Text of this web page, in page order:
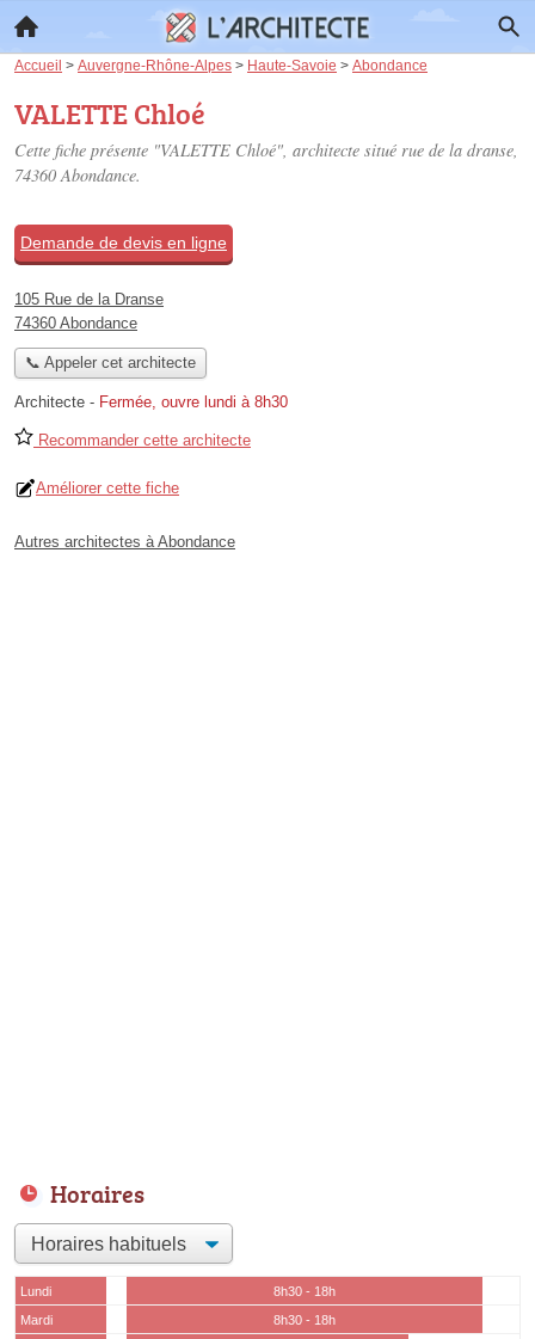
Accueil > Auvergne-Rhône-Alpes > Haute-Savoie > Abondance
VALETTE Chloé
Cette fiche présente "VALETTE Chloé", architecte situé rue de la dranse,
74360 Abondance.
Demande de devis en ligne
105 Rue de la Dranse
74360 Abondance
📞 Appeler cet architecte
Architecte - Fermée, ouvre lundi à 8h30
Recommander cette architecte
Améliorer cette fiche
Autres architectes à Abondance
Horaires
Lundi
8h30 - 18h
Mardi
8h30 - 18h